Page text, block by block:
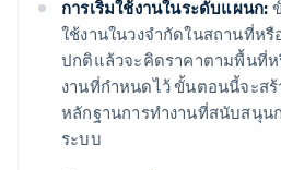
การเริ่มใช้งานในระดับแผนก:
ใช้งานในวงจำกัดในสถานที่ห
ปกติแล้วจะคิดราคาตามพื้นที่
งานที่กำหนดไว้ ขั้นตอนนี้จะส
หลักฐานการทำงานที่สนับสนุ
ระบบ